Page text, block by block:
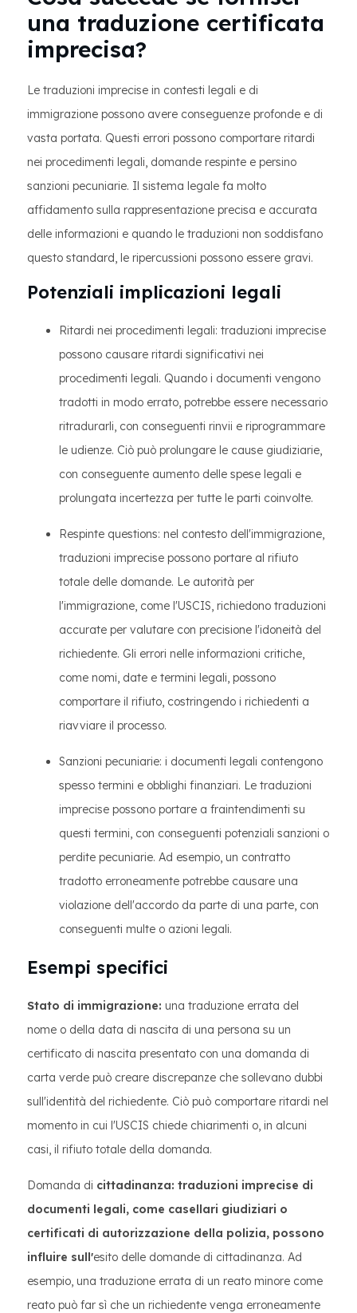
una traduzione certificata
imprecisa?
Le traduzioni imprecise in contesti legali e di
immigrazione possono avere conseguenze profonde e di
vasta portata. Questi errori possono comportare ritardi
nei procedimenti legali, domande respinte e persino
sanzioni pecuniarie. Il sistema legale fa molto
affidamento sulla rappresentazione precisa e accurata
delle informazioni e quando le traduzioni non soddisfano
questo standard, le ripercussioni possono essere gravi.
Potenziali implicazioni legali
Ritardi nei procedimenti legali: traduzioni imprecise
possono causare ritardi significativi nei
procedimenti legali. Quando i documenti vengono
tradotti in modo errato, potrebbe essere necessario
ritradurarli, con conseguenti rinvii e riprogrammare
le udienze. Ciò può prolungare le cause giudiziarie,
con conseguente aumento delle spese legali e
prolungata incertezza per tutte le parti coinvolte.
Respinte questions: nel contesto dell'immigrazione,
traduzioni imprecise possono portare al rifiuto
totale delle domande. Le autorità per
l'immigrazione, come l'USCIS, richiedono traduzioni
accurate per valutare con precisione l'idoneità del
richiedente. Gli errori nelle informazioni critiche,
come nomi, date e termini legali, possono
comportare il rifiuto, costringendo i richiedenti a
riavviare il processo.
Sanzioni pecuniarie: i documenti legali contengono
spesso termini e obblighi finanziari. Le traduzioni
imprecise possono portare a fraintendimenti su
questi termini, con conseguenti potenziali sanzioni o
perdite pecuniarie. Ad esempio, un contratto
tradotto erroneamente potrebbe causare una
violazione dell'accordo da parte di una parte, con
conseguenti multe o azioni legali.
Esempi specifici
Stato di immigrazione: una traduzione errata del
nome o della data di nascita di una persona su un
certificato di nascita presentato con una domanda di
carta verde può creare discrepanze che sollevano dubbi
sull'identità del richiedente. Ciò può comportare ritardi nel
momento in cui l'USCIS chiede chiarimenti o, in alcuni
casi, il rifiuto totale della domanda.
Domanda di cittadinanza: traduzioni imprecise di
documenti legali, come casellari giudiziari o
certificati di autorizzazione della polizia, possono
influire sull'esito delle domande di cittadinanza. Ad
esempio, una traduzione errata di un reato minore come
reato può far sì che un richiedente venga erroneamente